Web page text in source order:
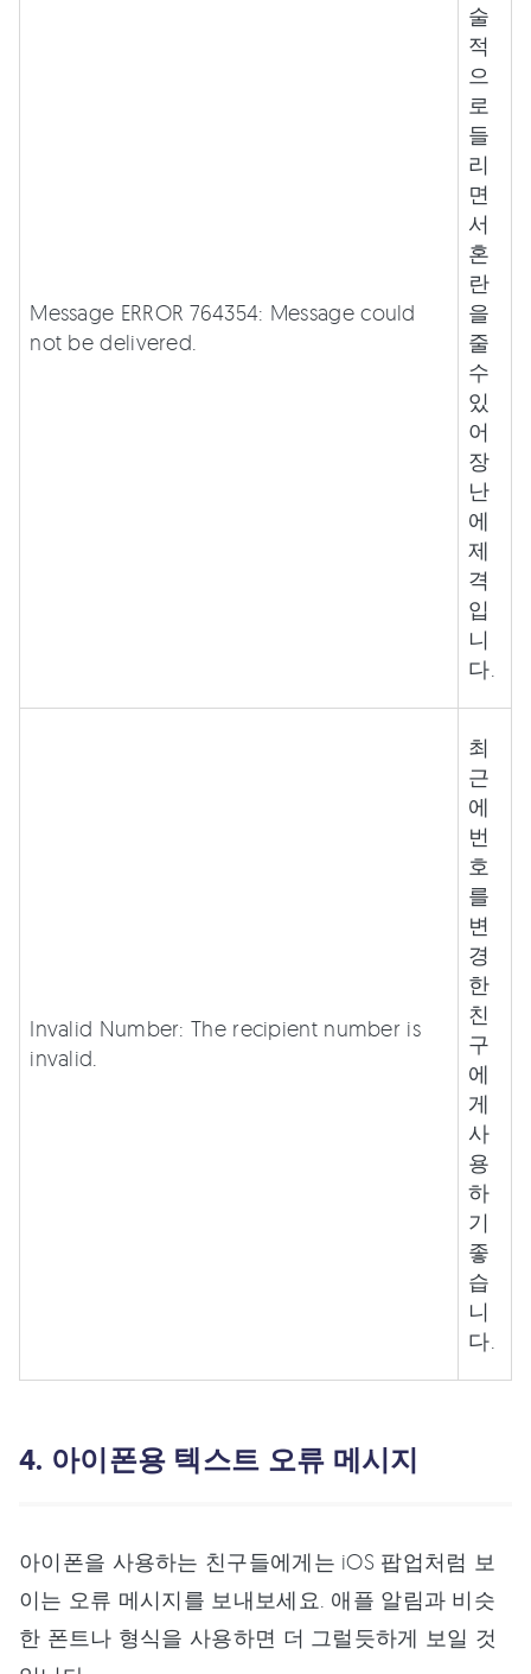
Message ERROR 764354: Message could
not be delivered.
술
적
으
로
들
리
면
서
혼
란
을
줄
수
있
어
장
난
에
제
격
입
니
다.
Invalid Number: The recipient number is
invalid.
최
근
에
번
호
를
변
경
한
친
구
에
게
사
용
하
기
좋
습
니
다.
4. 아이폰용 텍스트 오류 메시지
아이폰을 사용하는 친구들에게는 iOS 팝업처럼 보
이는 오류 메시지를 보내보세요. 애플 알림과 비슷
한 폰트나 형식을 사용하면 더 그럴듯하게 보일 것